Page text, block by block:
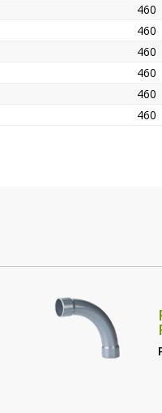
460
460
460
460
460
460